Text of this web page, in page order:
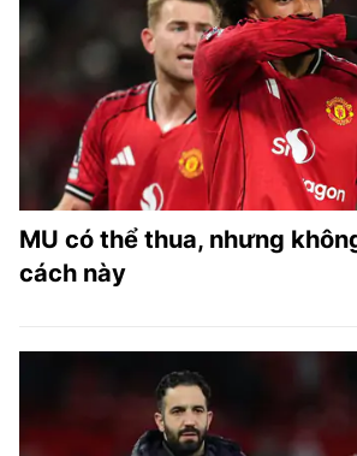
MU có thể thua, nhưng
cách này